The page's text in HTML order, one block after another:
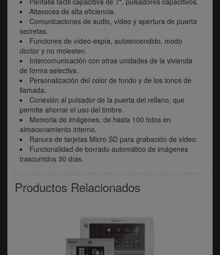
Altavoces de alta eficiencia.
Comunicaciones de audio, vídeo y apertura de puerta
secretas.
Funciones de vídeo-espía, autoencendido, modo
doctor y no molesten.
Intercomunicación con otras unidades de la vivienda
de forma selectiva.
Personalización del color de fondo y de los tonos de
llamada.
Conexión al pulsador de la puerta del rellano, que
permite ahorrar el uso del timbre.
Memoria de imágenes, de hasta 100 fotos en
almacenamiento interno.
Ranura de tarjetas Micro SD para grabación de vídeo.
Funcionalidad de borrado automático de imágenes
trascurridos 30 días.
Productos Relacionados